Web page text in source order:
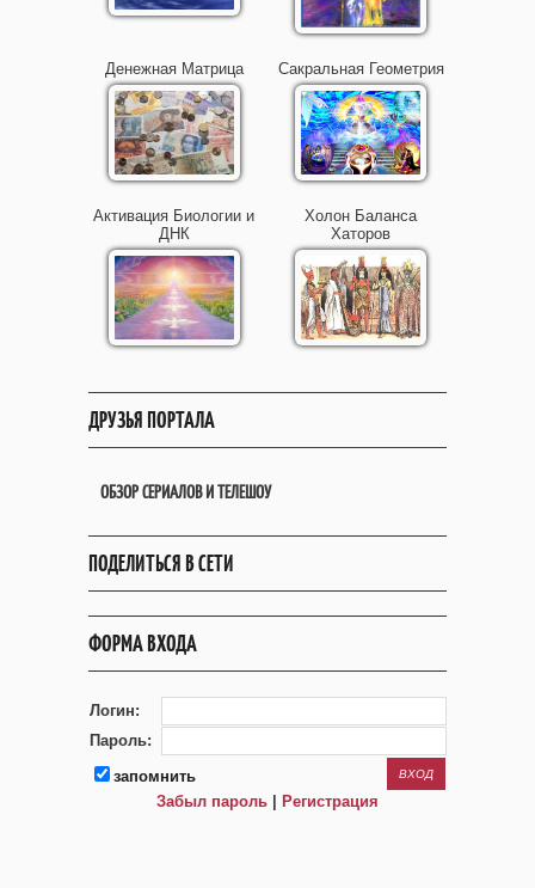
Денежная Матрица Сакральная Геометрия
Активация Биологии и
ДНК
Холон Баланса
Хаторов
ДРУЗЬЯ ПОРТАЛА
ОБЗОР СЕРИАЛОВ И ТЕЛЕШОУ
ПОДЕЛИТЬСЯ В СЕТИ
ФОРМА ВХОДА
Логин:
Пароль:
запомнить
Забыл пароль
Регистрация